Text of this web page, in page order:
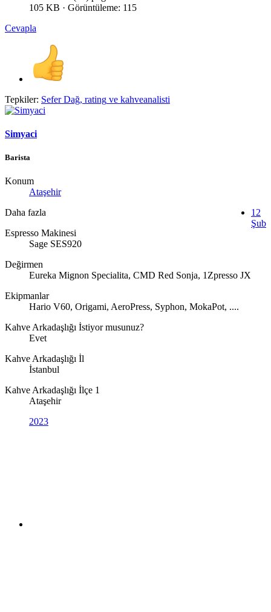
105 KB · Görüntüleme: 115
Cevapla
Tepkiler: Sefer Dağ, rating ve kahveanalisti
Simyaci
Barista
Konum
Ataşehir
Daha fazla
Espresso Makinesi
Sage SES920
Değirmen
Eureka Mignon Specialita, CMD Red Sonja, 1Zpresso JX
Ekipmanlar
Hario V60, Origami, AeroPress, Syphon, MokaPot, ....
Kahve Arkadaşlığı İstiyor musunuz?
Evet
Kahve Arkadaşlığı İl
İstanbul
Kahve Arkadaşlığı İlçe 1
Ataşehir
12
Şub
2023